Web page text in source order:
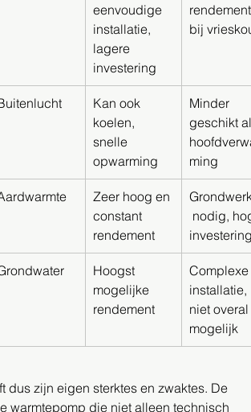
eenvoudige
installatie,
lagere
investering
bij
Kan ook
koelen,
snelle
opwarming
Minder
geschikt
ming
Zeer hoog en
constant
rendement
nodig,
Hoogst
mogelijke
rendement
Complexe
installatie,
niet overal
mogelijk
dus zijn eigen sterktes en zwaktes. De
warmtepomp die niet alleen technisch